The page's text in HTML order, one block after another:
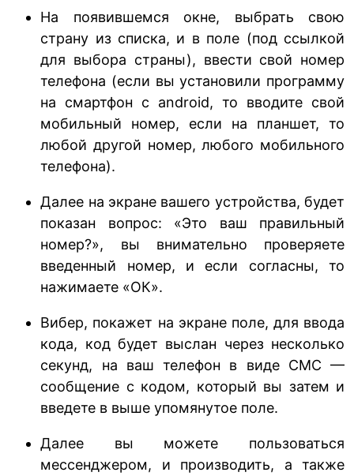
На появившемся окне, выбрать свою
страну из списка, и в поле (под ссылкой
для выбора страны), ввести свой номер
телефона (если вы установили программу
на смартфон с android, то вводите свой
мобильный номер, если на планшет, то
любой другой номер, любого мобильного
телефона).
Далее на экране вашего устройства, будет
показан вопрос: «Это ваш правильный
номер?», вы внимательно проверяете
введенный номер, и если согласны, то
нажимаете «ОК».
Вибер, покажет на экране поле, для ввода
кода, код будет выслан через несколько
секунд, на ваш телефон в виде СМС —
сообщение с кодом, который вы затем и
введете в выше упомянутое поле.
Далее вы можете пользоваться
мессенджером, и производить, а также